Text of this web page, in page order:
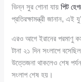
ভিন্ন সুর শোনা যায়পিট
প্রতিরক্ষামন্ত্রী জানান,
এরও আগে ইরানের পরমাণু
টানা ২১ দিন সংলাপে
উত্তেজনা থাকলেও শেষ
সংলাপ শেষ হয়।